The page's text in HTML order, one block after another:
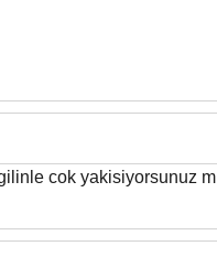
cok yakisiyorsunuz